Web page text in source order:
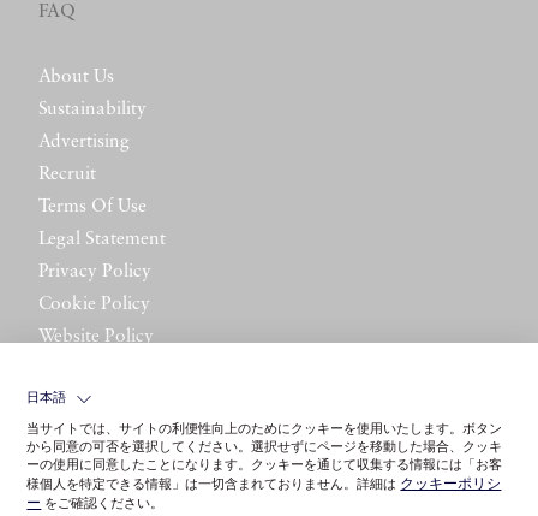
FAQ
About Us
Sustainability
Advertising
Recruit
Terms Of Use
Legal Statement
Privacy Policy
Cookie Policy
Website Policy
日本語
当サイトでは、サイトの利便性向上のためにクッキーを使用いたします。ボタン
から同意の可否を選択してください。選択せずにページを移動した場合、クッキ
ーの使用に同意したことになります。クッキーを通じて収集する情報には「お客
様個人を特定できる情報」は一切含まれておりません。詳細は クッキーポリシ
ー をご確認ください。